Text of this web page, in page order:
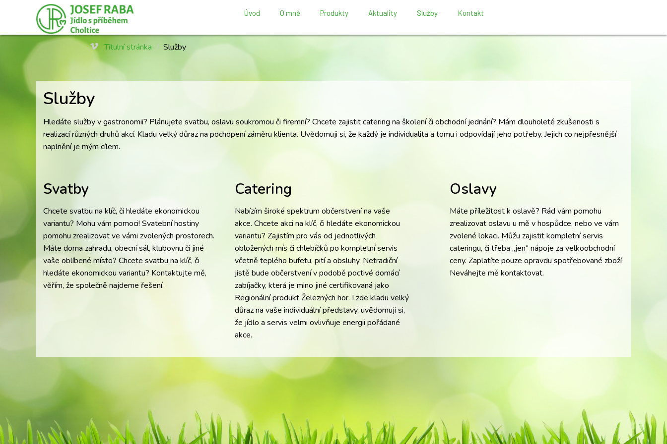
Úvod O mně Produkty Aktuality Služby Kontakt
Titulní stránka / Služby
Služby
Hledáte služby v gastronomii? Plánujete svatbu, oslavu soukromou či firemní? Chcete zajistit catering na školení či obchodní jednání? Mám dlouholeté zkušenosti s
realizací různých druhů akcí. Kladu velký důraz na pochopení záměru klienta. Uvědomuji si, že každý je individualita a tomu i odpovídají jeho potřeby. Jejich co nejpřesnější
naplnění je mým cílem.
Svatby
Chcete svatbu na klíč, či hledáte ekonomickou
variantu? Mohu vám pomoci! Svatební hostiny
pomohu zrealizovat ve vámi zvolených prostorech.
Máte doma zahradu, obecní sál, klubovnu či jiné
vaše oblíbené místo? Chcete svatbu na klíč, či
hledáte ekonomickou variantu? Kontaktujte mě,
věřím, že společně najdeme řešení.
Catering
Nabízím široké spektrum občerstvení na vaše
akce. Chcete akci na klíč, či hledáte ekonomickou
variantu? Zajistím pro vás od jednotlivých
obložených mís či chlebíčků po kompletní servis
včetně teplého bufetu, pití a obsluhy. Netradiční
jistě bude občerstvení v podobě poctivé domácí
zabíjačky, která je mino jiné certifikovaná jako
Regionální produkt Železných hor. I zde kladu velký
důraz na vaše individuální představy, uvědomuji si,
že jídlo a servis velmi ovlivňuje energii pořádané
akce.
Oslavy
Máte příležitost k oslavě? Rád vám pomohu
zrealizovat oslavu u mě v hospůdce, nebo ve vám
zvolené lokaci. Můžu zajistit kompletní servis
cateringu, či třeba „jen“ nápoje za velkoobchodní
ceny. Zaplatíte pouze opravdu spotřebované zboží
Neváhejte mě kontaktovat.